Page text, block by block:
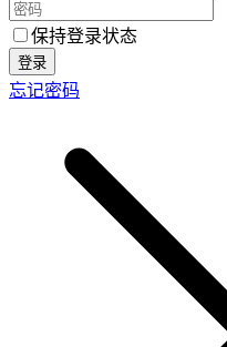
保持登录状态
登录
忘记密码